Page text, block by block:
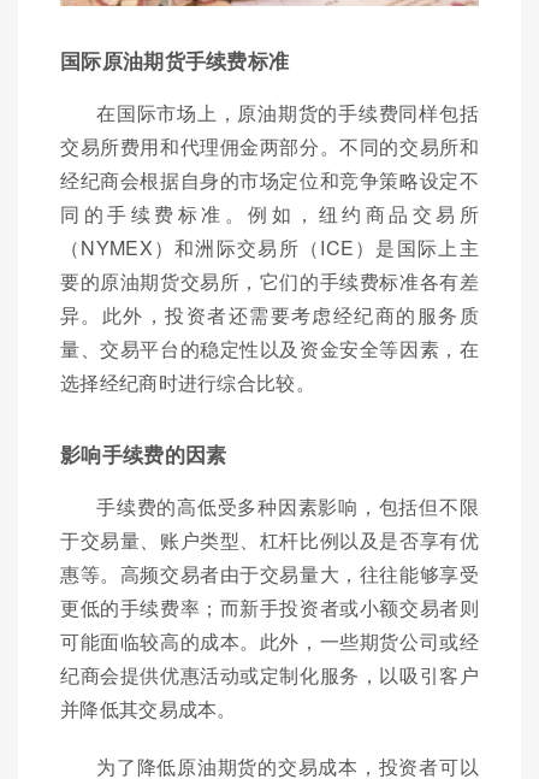
国际原油期货手续费标准
在国际市场上，原油期货的手续费同样包括
交易所费用和代理佣金两部分。不同的交易所和
经纪商会根据自身的市场定位和竞争策略设定不
同的手续费标准。例如，纽约商品交易所
（NYMEX）和洲际交易所（ICE）是国际上主
要的原油期货交易所，它们的手续费标准各有差
异。此外，投资者还需要考虑经纪商的服务质
量、交易平台的稳定性以及资金安全等因素，在
选择经纪商时进行综合比较。
影响手续费的因素
手续费的高低受多种因素影响，包括但不限
于交易量、账户类型、杠杆比例以及是否享有优
惠等。高频交易者由于交易量大，往往能够享受
更低的手续费率；而新手投资者或小额交易者则
可能面临较高的成本。此外，一些期货公司或经
纪商会提供优惠活动或定制化服务，以吸引客户
并降低其交易成本。
为了降低原油期货的交易成本，投资者可以